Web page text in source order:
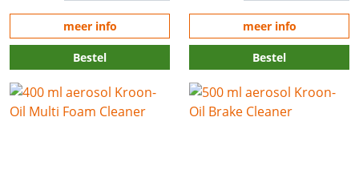
meer info
Bestel
meer info
Bestel